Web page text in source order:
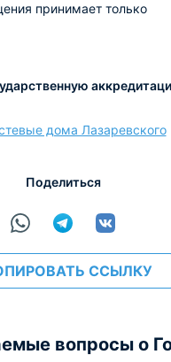
принимает только
дома Лазаревского
Поделиться
ССЫЛКУ
вопросы о